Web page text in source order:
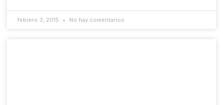
febrero 3, 2015 No hay comentarios